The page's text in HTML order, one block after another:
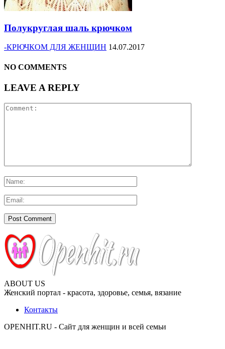
Полукруглая шаль крючком
-КРЮЧКОМ ДЛЯ ЖЕНЩИН 14.07.2017
NO COMMENTS
LEAVE A REPLY
ABOUT US
Женский портал - красота, здоровье, семья, вязание
Контакты
OPENHIT.RU - Сайт для женщин и всей семьи